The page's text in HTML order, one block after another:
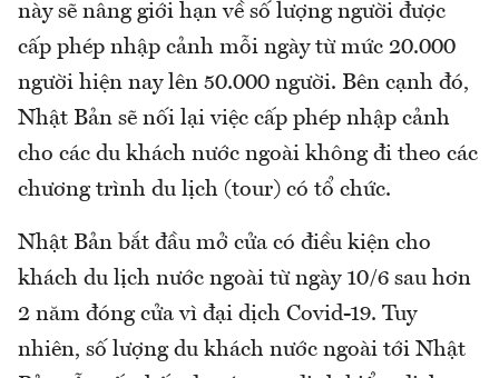
này sẽ nâng giới hạn về số lượng người được
cấp phép nhập cảnh mỗi ngày từ mức 20.000
người hiện nay lên 50.000 người. Bên cạnh đó,
Nhật Bản sẽ nối lại việc cấp phép nhập cảnh
cho các du khách nước ngoài không đi theo các
chương trình du lịch (tour) có tổ chức.
Nhật Bản bắt đầu mở cửa có điều kiện cho
khách du lịch nước ngoài từ ngày 10/6 sau hơn
2 năm đóng cửa vì đại dịch Covid-19. Tuy
nhiên, số lượng du khách nước ngoài tới Nhật